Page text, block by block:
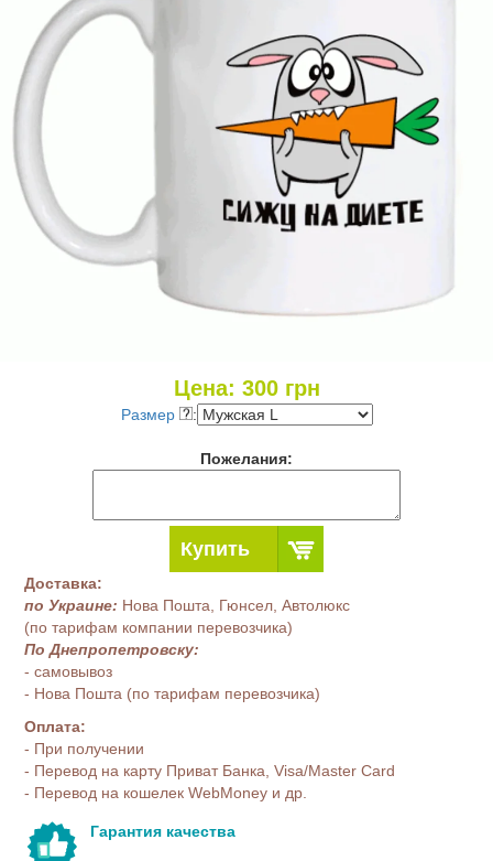
Цена: 300грн
Размер :
Пожелания:
Купить
Доставка:
по Украине: Нова Пошта, Гюнсел, Автолюкс
(по тарифам компании перевозчика)
По Днепропетровску:
- самовывоз
- Нова Пошта (по тарифам перевозчика)
Оплата:
- При получении
- Перевод на карту Приват Банка, Visa/Master Card
- Перевод на кошелек WebMoney и др.
Гарантия качества